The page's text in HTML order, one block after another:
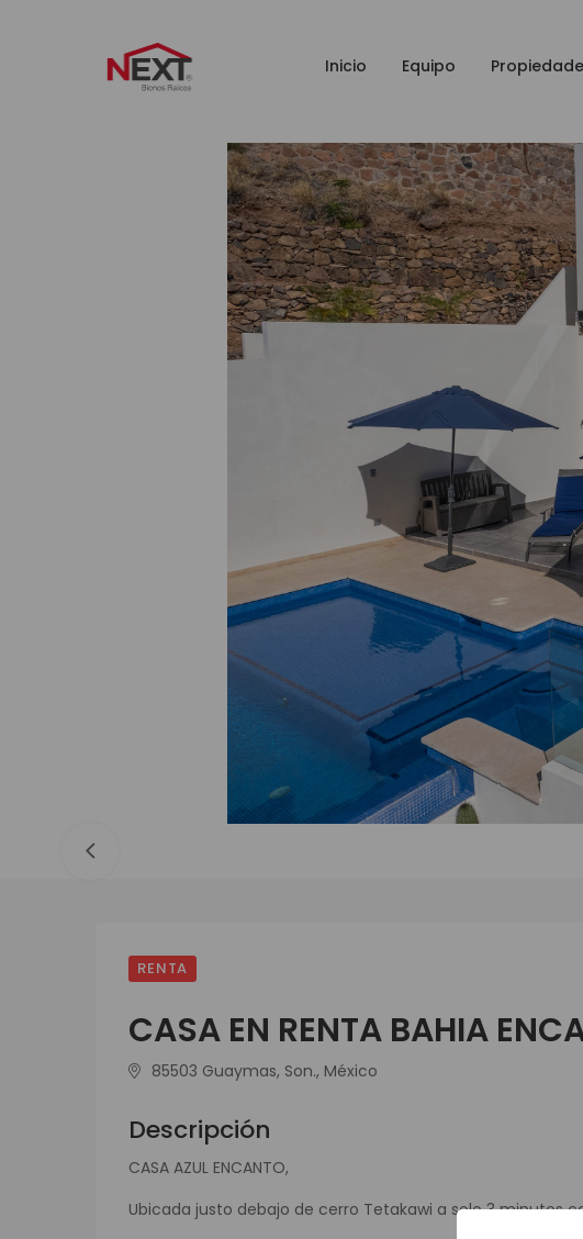
Inicio Equipo
RENTA
CASA EN RENTA BAHIA
85503 Guaymas, Son., México
Descripción
CASA AZUL ENCANTO,
Ubicada justo debajo de cerro Tetakawi a solo 3 minutos